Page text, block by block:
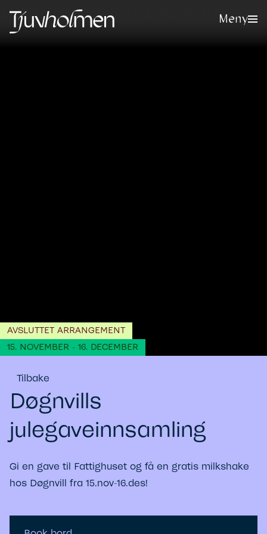
Meny
15. NOVEMBER - 16. DECEMBER
AVSLUTTET ARRANGEMENT
Tilbake
Døgnvills
julegaveinnsamling
Gi en gave til Fattighuset og få en gratis milkshake
hos Døgnvill fra 15.nov-16.des!